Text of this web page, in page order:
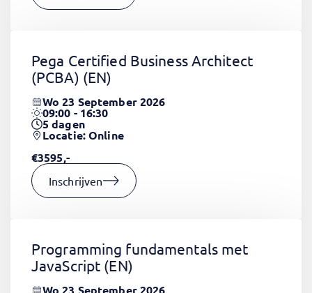
Pega Certified Business Architect
(PCBA) (EN)
Wo 23 September 2026
09:00 - 16:30
5dagen
Locatie: Online
€3595,-
Inschrijven
Programming fundamentals met
JavaScript (EN)
Wo 23 September 2026